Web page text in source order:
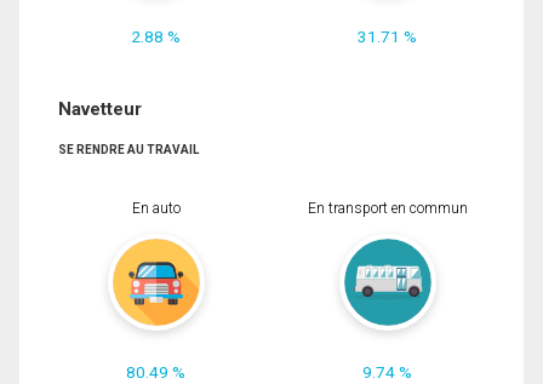
2.88 % 31.71 %
Navetteur
SE RENDRE AU TRAVAIL
En auto
80.49 %
En transport en commun
9.74 %